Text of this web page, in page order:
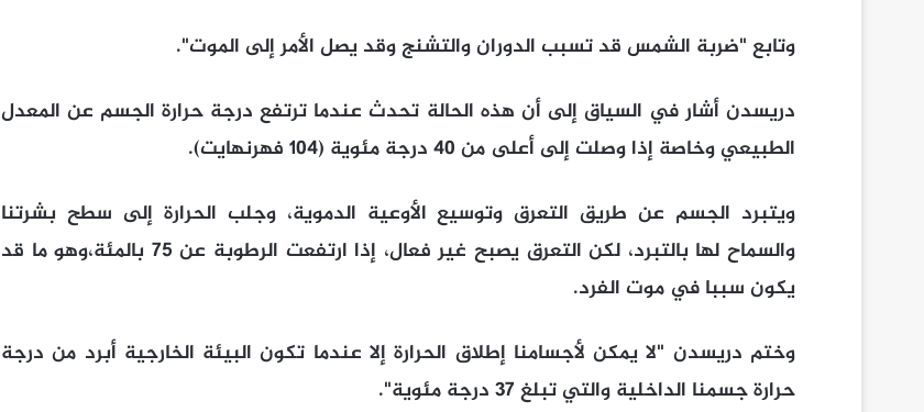
وتابع "ضربة الشمس قد تسبب الدوران والتشنج وقد يصل الأمر إلى الموت".
دريسدن أشار في السياق إلى أن هذه الحالة تحدث عندما ترتفع درجة حرارة الجسم عن المعدل
الطبيعي وخاصة إذا وصلت إلى أعلى من 40 درجة مئوية (104 فهرنهايت).
ويتبرد الجسم عن طريق التعرق وتوسيع الأوعية الدموية، وجلب الحرارة إلى سطح بشرتنا
والسماح لها بالتبرد، لكن التعرق يصبح غير فعال، إذا ارتفعت الرطوبة عن 75 بالمئة،وهو ما قد
يكون سببا في موت الفرد.
وختم دريسدن "لا يمكن لأجسامنا إطلاق الحرارة إلا عندما تكون البيئة الخارجية أبرد من درجة
حرارة جسمنا الداخلية والتي تبلغ 37 درجة مئوية".